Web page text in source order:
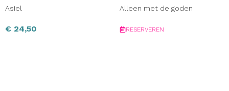
Asiel
€ 24,50
Alleen met de goden
RESERVEREN